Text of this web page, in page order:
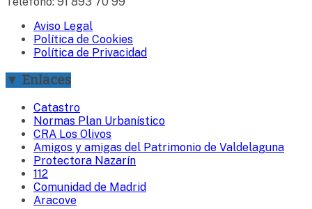
Aviso Legal
Política de Cookies
Política de Privacidad
▼ Enlaces
Catastro
Normas Plan Urbanístico
CRA Los Olivos
Amigos y amigas del Patrimonio de Valdelaguna
Protectora Nazarín
112
Comunidad de Madrid
Aracove